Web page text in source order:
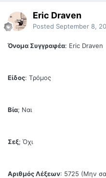
Eric Draven
Posted September 8,
Όνομα Συγγραφέα: Eric Draven
Είδος: Tρόμος
Βία; Ναι
Σεξ; Όχι
Αριθμός Λέξεων: 5725 (Mην